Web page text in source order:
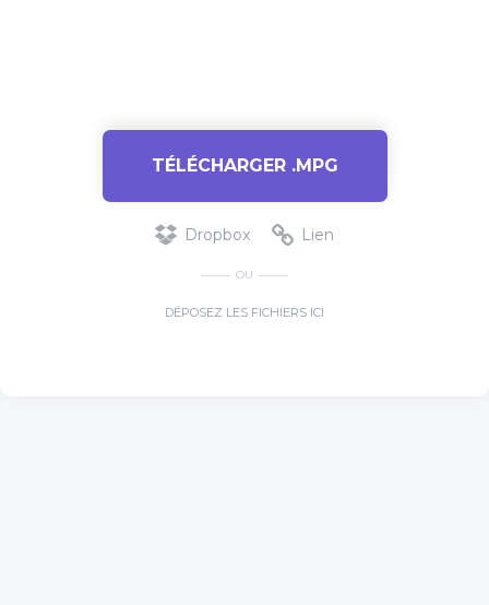
TÉLÉCHARGER .MPG
Dropbox Lien
OU
DÉPOSEZ LES FICHIERS ICI